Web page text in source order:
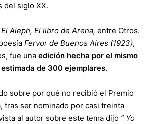
del siglo XX.
Aleph, El libro de Arena, entre Otros.
Fervor de Buenos Aires (1923),
fue una edición hecha por el mismo
de 300 ejemplares.
sobre por qué no recibió el Premio
tras ser nominado por casi treinta
al autor sobre este tema dijo ” Yo